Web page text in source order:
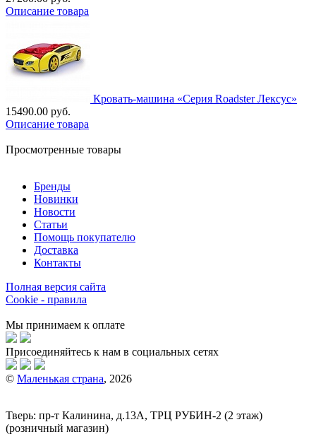
Описание товара
Кровать-машина «Серия Roadster Лексус»
15490.00 руб.
Описание товара
Просмотренные товары
Бренды
Новинки
Новости
Статьи
Помощь покупателю
Доставка
Контакты
Полная версия сайта
Cookie - правила
Мы принимаем к оплате
Присоединяйтесь к нам в социальных сетях
© Маленькая страна, 2026
Тверь: пр-т Калинина, д.13А, ТРЦ РУБИН-2 (2 этаж)
(розничный магазин)